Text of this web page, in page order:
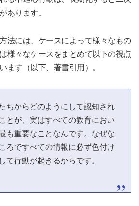
あります。
法には、ケースによって様々なもの
様々なケースをまとめて以下の視点
ます（以下、著書引用）。
ちからどのようにして認知され
とが、実はすべての教育におい
も重要なことなんです。なぜな
ろですべての情報に必ず色付け
て行動が起きるからです。